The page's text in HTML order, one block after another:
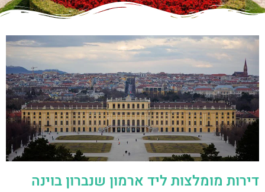
דירות מומלצות ליד ארמון שנברון בוינה